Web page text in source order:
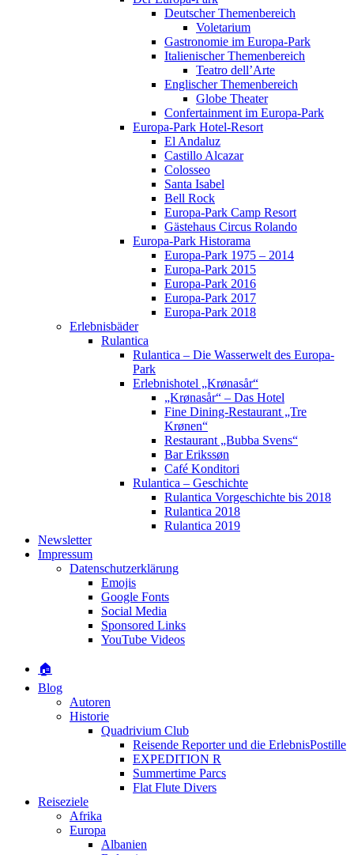
Deutscher Themenbereich
Voletarium
Gastronomie im Europa-Park
Italienischer Themenbereich
Teatro dell’Arte
Englischer Themenbereich
Globe Theater
Confertainment im Europa-Park
Europa-Park Hotel-Resort
El Andaluz
Castillo Alcazar
Colosseo
Santa Isabel
Bell Rock
Europa-Park Camp Resort
Gästehaus Circus Rolando
Europa-Park Historama
Europa-Park 1975 – 2014
Europa-Park 2015
Europa-Park 2016
Europa-Park 2017
Europa-Park 2018
Erlebnisbäder
Rulantica
Rulantica – Die Wasserwelt des Europa-
Park
Erlebnishotel „Krønasår“
„Krønasår“ – Das Hotel
Fine Dining-Restaurant „Tre
Krønen“
Restaurant „Bubba Svens“
Bar Erikssøn
Café Konditori
Rulantica – Geschichte
Rulantica Vorgeschichte bis 2018
Rulantica 2018
Rulantica 2019
Newsletter
Impressum
Datenschutzerklärung
Emojis
Google Fonts
Social Media
Sponsored Links
YouTube Videos
🏠
Blog
Autoren
Historie
Quadrivium Club
Reisende Reporter und die ErlebnisPostille
EXPEDITION R
Summertime Parcs
Flat Flute Divers
Reiseziele
Afrika
Europa
Albanien